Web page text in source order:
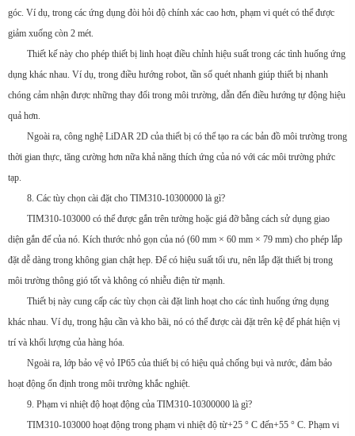
góc. Ví dụ, trong các ứng dụng đòi hỏi độ chính xác cao hơn, phạm vi quét có thể được
giảm xuống còn 2 mét.
Thiết kế này cho phép thiết bị linh hoạt điều chỉnh hiệu suất trong các tình huống ứng
dụng khác nhau. Ví dụ, trong điều hướng robot, tần số quét nhanh giúp thiết bị nhanh
chóng cảm nhận được những thay đổi trong môi trường, dẫn đến điều hướng tự động hiệu
quả hơn.
Ngoài ra, công nghệ LiDAR 2D của thiết bị có thể tạo ra các bản đồ môi trường trong
thời gian thực, tăng cường hơn nữa khả năng thích ứng của nó với các môi trường phức
tạp.
8. Các tùy chọn cài đặt cho TIM310-10300000 là gì?
TIM310-103000 có thể được gắn trên tường hoặc giá đỡ bằng cách sử dụng giao
diện gắn đế của nó. Kích thước nhỏ gọn của nó (60 mm × 60 mm × 79 mm) cho phép lắp
đặt dễ dàng trong không gian chật hẹp. Để có hiệu suất tối ưu, nên lắp đặt thiết bị trong
môi trường thông gió tốt và không có nhiễu điện từ mạnh.
Thiết bị này cung cấp các tùy chọn cài đặt linh hoạt cho các tình huống ứng dụng
khác nhau. Ví dụ, trong hậu cần và kho bãi, nó có thể được cài đặt trên kệ để phát hiện vị
trí và khối lượng của hàng hóa.
Ngoài ra, lớp bảo vệ vỏ IP65 của thiết bị có hiệu quả chống bụi và nước, đảm bảo
hoạt động ổn định trong môi trường khắc nghiệt.
9. Phạm vi nhiệt độ hoạt động của TIM310-10300000 là gì?
TIM310-103000 hoạt động trong phạm vi nhiệt độ từ+25 ° C đến+55 ° C. Phạm vi